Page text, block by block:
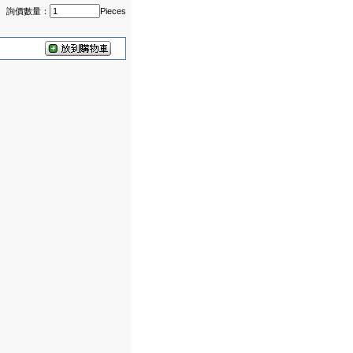
詢價數量：
Pieces